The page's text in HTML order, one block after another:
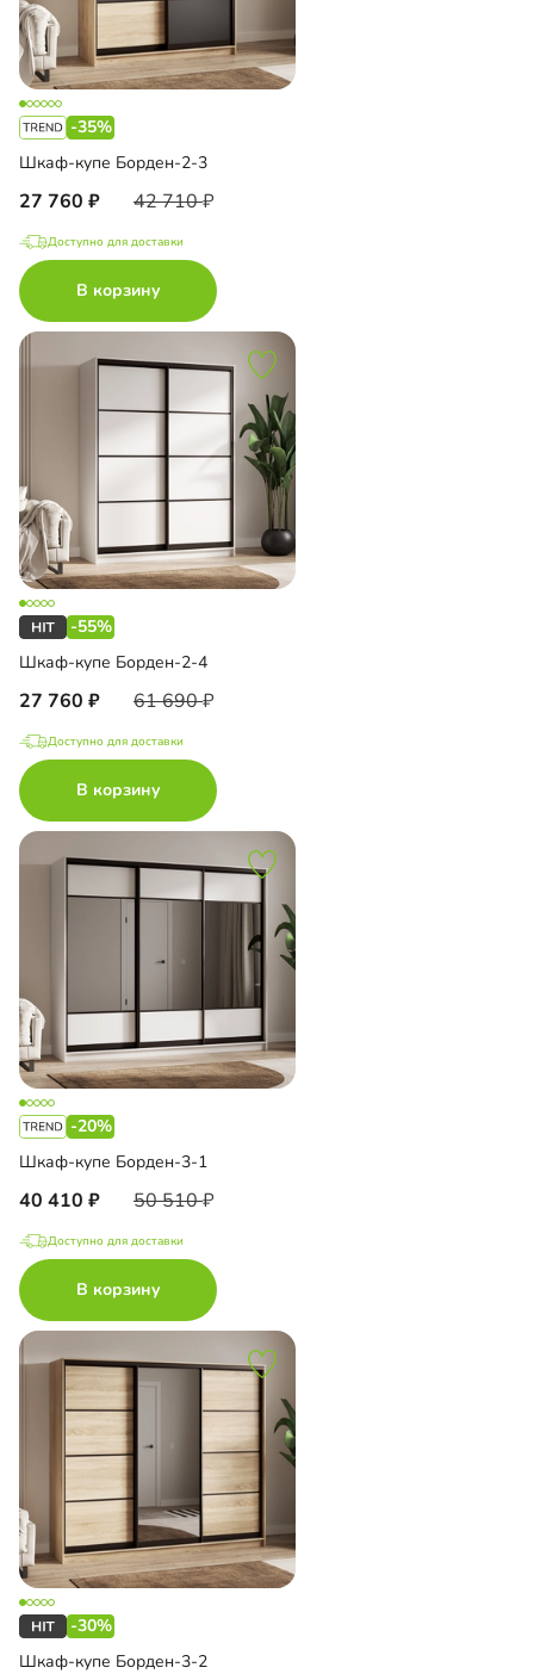
-35%
Шкаф-купе Борден-2-3
27 760 42 710
Доступно для доставки
В корзину
-55%
Шкаф-купе Борден-2-4
27 760 61 690
Доступно для доставки
В корзину
-20%
Шкаф-купе Борден-3-1
40 410 50 510
Доступно для доставки
В корзину
-30%
Шкаф-купе Борден-3-2